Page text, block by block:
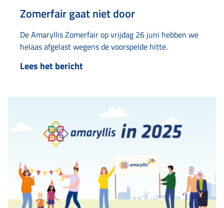
Zomerfair gaat niet door
De Amaryllis Zomerfair op vrijdag 26 juni hebben we
helaas afgelast wegens de voorspelde hitte.
Lees het bericht